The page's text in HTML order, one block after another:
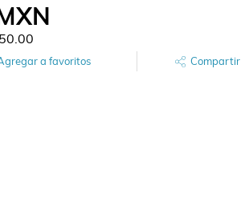
a favoritos Compartir